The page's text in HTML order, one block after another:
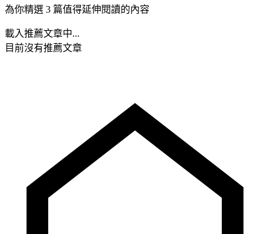
為你精選 3 篇值得延伸閱讀的內容
載入推薦文章中...
目前沒有推薦文章